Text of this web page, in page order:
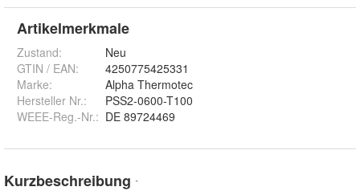
Artikelmerkmale
Zustand:
Neu
GTIN / EAN:
4250775425331
Marke:
Alpha Thermotec
Hersteller Nr.:
PSS2-0600-T100
WEEE-Reg.-Nr.: DE 89724469
Kurzbeschreibung *